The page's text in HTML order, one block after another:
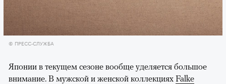
© ПРЕСС-СЛУЖБА
Японии в текущем сезоне вообще уделяется большое
внимание. В мужской и женской коллекциях Falke